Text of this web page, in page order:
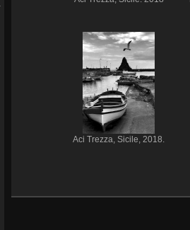
Aci Trezza, Sicile, 2018.